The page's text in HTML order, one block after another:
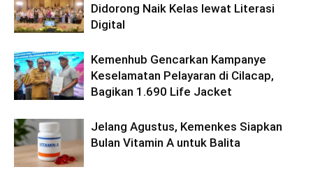
Didorong Naik Kelas lewat Literasi
Digital
Kemenhub Gencarkan Kampanye
Keselamatan Pelayaran di Cilacap,
Bagikan 1.690 Life Jacket
Jelang Agustus, Kemenkes Siapkan
Bulan Vitamin A untuk Balita